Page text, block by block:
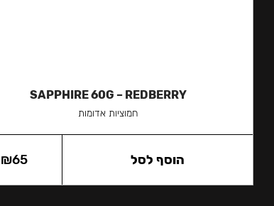
SAPPHIRE 60G – REDBERRY
חמוציות אדומות
₪65 הוסף לסל